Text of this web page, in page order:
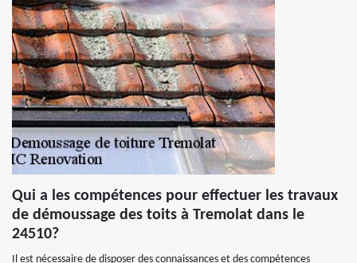
Qui a les compétences pour effectuer les travaux
de démoussage des toits à Tremolat dans le
24510?
Il est nécessaire de disposer des connaissances et des compétences